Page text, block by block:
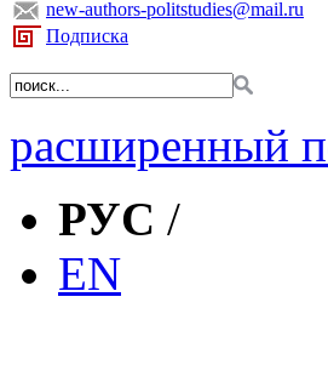
new-authors-politstudies@mail.ru
Подписка
расширенный
РУС /
EN